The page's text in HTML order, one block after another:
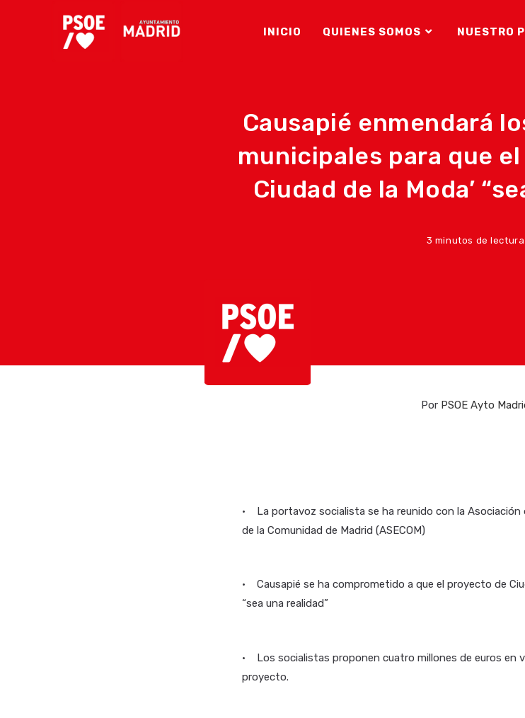
INICIO QUIENES SOMOS NUESTRO
Causapié enmendará
municipales para que
Ciudad de la Moda’
3 minutos de lectura
Por PSOE Ayto
• La portavoz socialista se ha reunido con la Asociación
de la Comunidad de Madrid (ASECOM)
• Causapié se ha comprometido a que el proyecto de
“sea una realidad”
• Los socialistas proponen cuatro millones de euros en
proyecto.